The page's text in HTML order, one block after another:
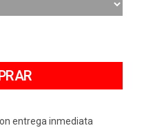
entrega inmediata